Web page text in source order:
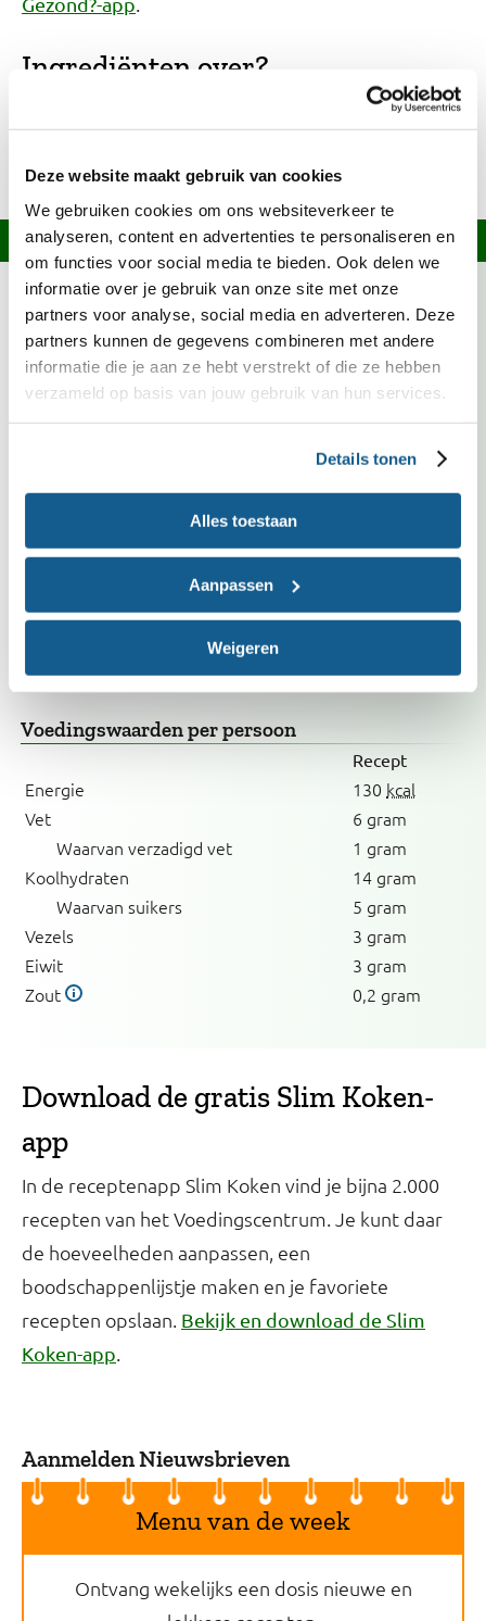
Deze website maakt gebruik van cookies
We gebruiken cookies om ons websiteverkeer te
analyseren, content en advertenties te personaliseren en
om functies voor social media te bieden. Ook delen we
informatie over je gebruik van onze site met onze
partners voor analyse, social media en adverteren. Deze
partners kunnen de gegevens combineren met andere
informatie die je aan ze hebt verstrekt of die ze hebben
verzameld op basis van jouw gebruik van hun services.
Details tonen
Alles toestaan
Aanpassen
Weigeren
Ingrediënten over?
welke recepten je ermee
Bewaarwijzer.
Informatie over dit recept
Dit recept voldoet niet volledig aan de Schijf van
Vijf-criteria.Lees meer over onze criteria.
Pompoen is deze maand in Nederland in het
seizoen. Kies bij voorkeur voor groente met het
Biologisch, Demeter of EKO-NL 3 sterren
Bij verhoogd cholesterol
Vrij van ei
Vrij van melk (inclusief lactose)
Voedingswaardenper persoon
Recept
Energie 130 kcal
Vet
6 gram
Waarvan verzadigd vet
1 gram
Koolhydraten
14 gram
Waarvan suikers
5 gram
Vezels
3 gram
Eiwit
3 gram
Zout
0,2 gram
Download de gratis Slim Koken-
app
In de receptenapp Slim Koken vind je bijna 2.000
recepten van het Voedingscentrum. Je kunt daar
de hoeveelheden aanpassen, een
boodschappenlijstje maken en je favoriete
recepten opslaan. Bekijk en download de Slim
Koken-app
Aanmelden Nieuwsbrieven
Menu van de week
Ontvang wekelijks een dosis nieuwe en